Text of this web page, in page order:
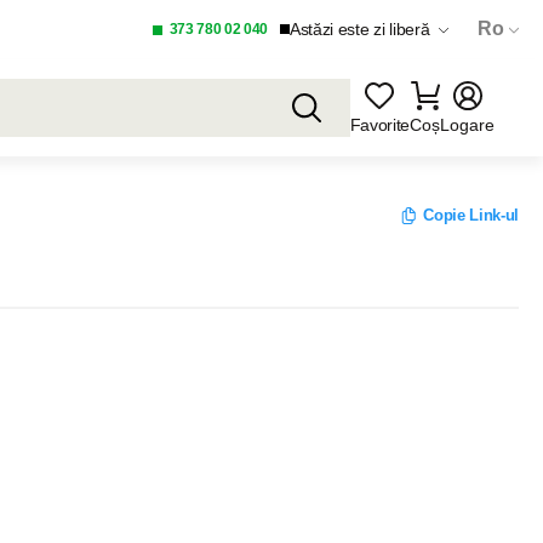
373 780 02 040 Astăzi este zi liberă Ro
FavoriteCoșLogare
Copie Link-ul